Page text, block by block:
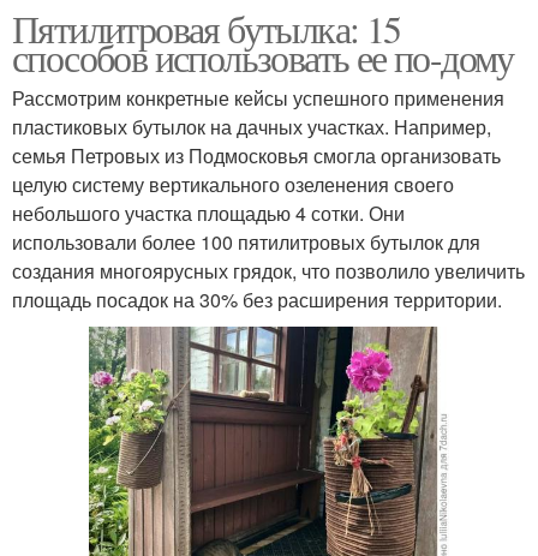
Пятилитровая бутылка: 15
способов использовать ее по-дому
Рассмотрим конкретные кейсы успешного применения
пластиковых бутылок на дачных участках. Например,
семья Петровых из Подмосковья смогла организовать
целую систему вертикального озеленения своего
небольшого участка площадью 4 сотки. Они
использовали более 100 пятилитровых бутылок для
создания многоярусных грядок, что позволило увеличить
площадь посадок на 30% без расширения территории.